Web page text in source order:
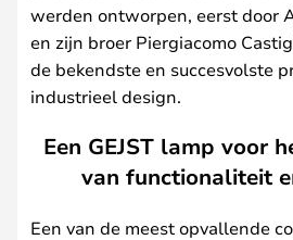
werden ontworpen, eerst door
en zijn broer Piergiacomo
de bekendste en succesvolste
industrieel design.
Een GEJST lamp voor
van functionaliteit
Een van de meest opvallende